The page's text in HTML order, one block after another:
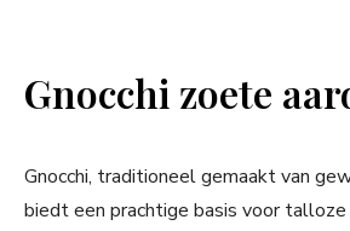
Gnocchi zoete
Gnocchi, traditioneel gemaakt van
biedt een prachtige basis voor